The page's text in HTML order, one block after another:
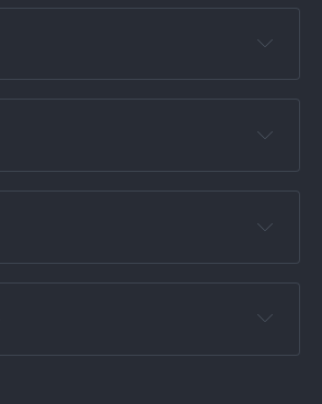
Days at the
meine erste Mütze
Tasche genäht